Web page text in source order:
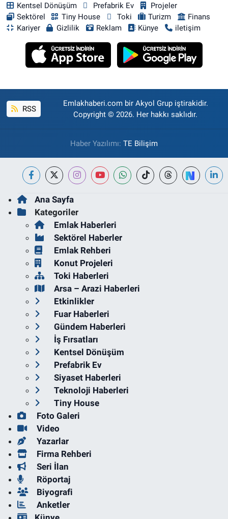
Kentsel Dönüşüm
Prefabrik Ev
Projeler
Sektörel
Tiny House Toki Turizm
Finans
Kariyer
Gizlilik Reklam Künye iletişim
RSS
Emlakhaberi.com bir Akyol Grup iştirakidir.
Copyright © 2026. Her hakkı saklıdır.
Haber Yazılımı: TE Bilişim
Ana Sayfa
Kategoriler
Emlak Haberleri
Sektörel Haberler
Emlak Rehberi
Konut Projeleri
Toki Haberleri
Arsa – Arazi Haberleri
Etkinlikler
Fuar Haberleri
Gündem Haberleri
İş Fırsatları
Kentsel Dönüşüm
Prefabrik Ev
Siyaset Haberleri
Teknoloji Haberleri
Tiny House
Foto Galeri
Video
Yazarlar
Firma Rehberi
Seri İlan
Röportaj
Biyografi
Anketler